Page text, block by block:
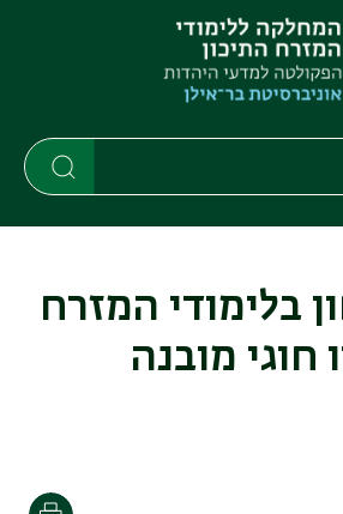
דילוג
לתוכן
העיקרי
דילוג
לתפריט
ניווט
ראשי
בלימודי המזרח
חוגי מובנה